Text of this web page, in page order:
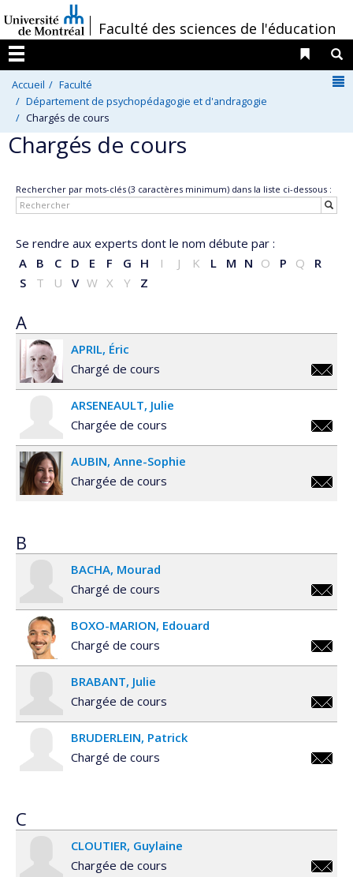
au
contenu
/Faculté des sciences de l'éducation
Menu
Liens
Accueil
Faculté
Département de psychopédagogie et d'andragogie
Chargés de cours
Chargés de cours
Rechercher par mots-clés (3 caractères minimum) dans la liste ci-dessous :
Se rendre aux experts dont le nom débute par :
A
B C D E F G H I J K L M N O P Q
R
S
T U V W X Y Z
A
APRIL Éric
Chargé de cours
ARSENEAULT Julie
Chargée de cours
AUBIN Anne-Sophie
Chargée de cours
B
BACHA Mourad
Chargé de cours
BOXO-MARION Edouard
Chargé de cours
BRABANT Julie
Chargée de cours
BRUDERLEIN Patrick
Chargé de cours
C
CLOUTIER Guylaine
Chargée de cours